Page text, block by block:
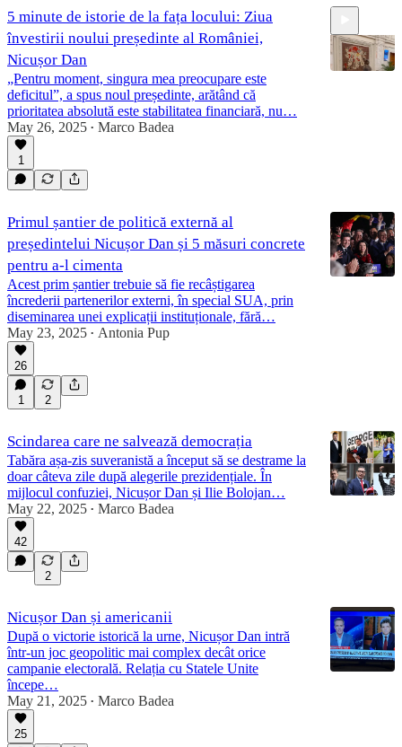
5 minute de istorie de la fața locului: Ziua
învestirii noului președinte al României,
Nicușor Dan
„Pentru moment, singura mea preocupare este
deficitul”, a spus noul președinte, arătând că
prioritatea absolută este stabilitatea financiară, nu…
May 26, 2025 • Marco Badea
1
Primul șantier de politică externă al
președintelui Nicușor Dan și 5 măsuri concrete
pentru a-l cimenta
Acest prim șantier trebuie să fie recâștigarea
încrederii partenerilor externi, în special SUA, prin
diseminarea unei explicații instituționale, fără…
May 23, 2025 • Antonia Pup
26
1 2
Scindarea care ne salvează democrația
Tabăra așa-zis suveranistă a început să se destrame la
doar câteva zile după alegerile prezidențiale. În
mijlocul confuziei, Nicușor Dan și Ilie Bolojan…
May 22, 2025 • Marco Badea
42
2
Nicușor Dan și americanii
După o victorie istorică la urne, Nicușor Dan intră
într-un joc geopolitic mai complex decât orice
campanie electorală. Relația cu Statele Unite
începe…
May 21, 2025 • Marco Badea
25